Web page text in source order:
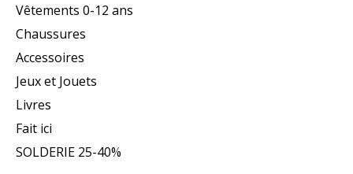
Vêtements 0-12 ans
Chaussures
Accessoires
Jeux et Jouets
Livres
Fait ici
SOLDERIE 25-40%